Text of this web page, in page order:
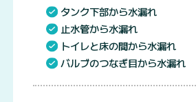
タンク下部から水漏れ
止水管から水漏れ
トイレと床の間から水漏れ
バルブのつなぎ目から水漏れ